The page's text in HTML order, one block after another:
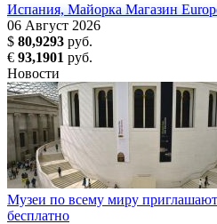
Испания, Майорка Магазин
06 Август 2026
$ 80,9293 руб.
€ 93,1901 руб.
Новости
Музеи по всему миру
бесплатно